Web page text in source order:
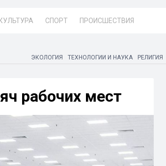
КУЛЬТУРА СПОРТ ПРОИСШЕСТВИЯ
ЭКОЛОГИЯ ТЕХНОЛОГИИ И НАУКА РЕЛИГИЯ
рабочих мест